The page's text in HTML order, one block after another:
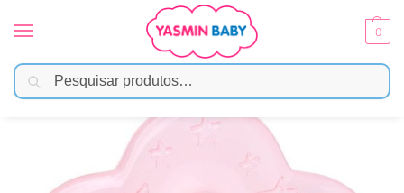
0
Início Brinquedos / Mordedor e Chocalho